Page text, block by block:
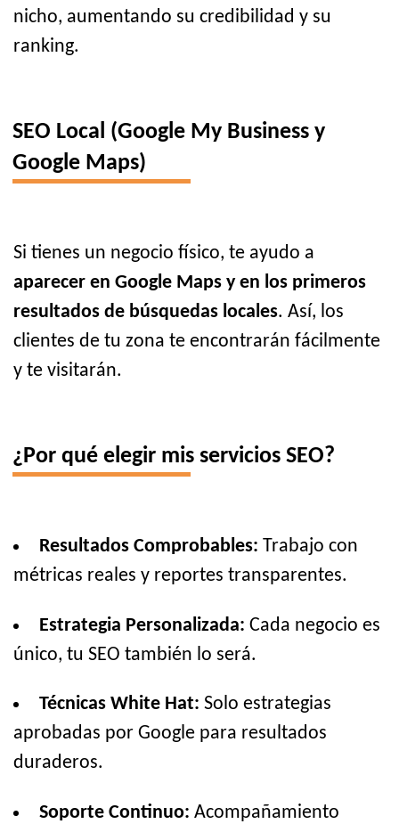
nicho, aumentando su credibilidad y su
ranking.
SEO Local (Google My Business y
Google Maps)
Si tienes un negocio físico, te ayudo a
aparecer en Google Maps y en los primeros
resultados de búsquedas locales. Así, los
clientes de tu zona te encontrarán fácilmente
y te visitarán.
¿Por qué elegir mis servicios SEO?
Resultados Comprobables: Trabajo con
métricas reales y reportes transparentes.
Estrategia Personalizada: Cada negocio es
único, tu SEO también lo será.
Técnicas White Hat: Solo estrategias
aprobadas por Google para resultados
duraderos.
Soporte Continuo: Acompañamiento